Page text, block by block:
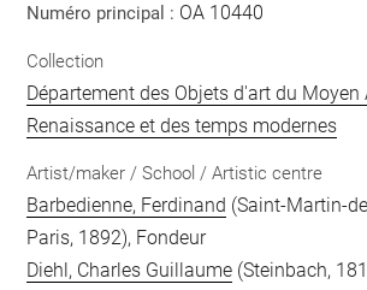
Numéro principal : OA 10440
Collection
Département des Objets d'art du Moyen
Renaissance et des temps modernes
Artist/maker / School / Artistic centre
Barbedienne, Ferdinand (Saint-Martin-
Paris, 1892), Fondeur
Diehl, Charles Guillaume (Steinbach,